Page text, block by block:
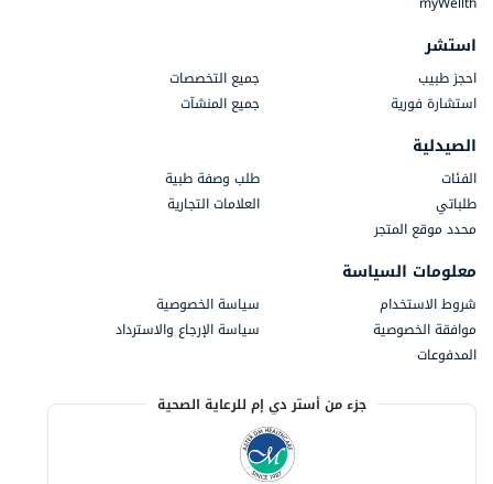
استشر
احجز طبيب
جميع التخصصات
استشارة فورية
جميع المنشآت
الصيدلية
الفئات
طلب وصفة طبية
طلباتي
العلامات التجارية
محدد موقع المتجر
معلومات السياسة
شروط الاستخدام
سياسة الخصوصية
موافقة الخصوصية
سياسة الإرجاع والاسترداد
المدفوعات
جزء من أستر دي إم للرعاية الصحية